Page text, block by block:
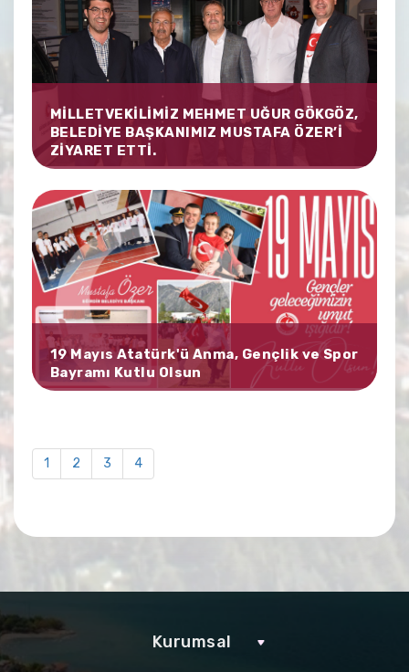
MİLLETVEKİLİMİZ MEHMET UĞUR GÖKGÖZ,
BELEDİYE BAŞKANIMIZ MUSTAFA ÖZER’İ
ZİYARET ETTİ.
19 Mayıs Atatürk'ü Anma, Gençlik ve Spor
Bayramı Kutlu Olsun
1 2 3 4
Kurumsal